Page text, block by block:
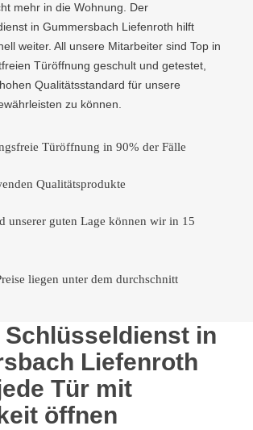
mehr in die Wohnung. Der
in Gummersbach Liefenroth hilft
weiter. All unsere Mitarbeiter sind Top in
Türöffnung geschult und getestet,
Qualitätsstandard für unsere
zu können.
Türöffnung in 90% der Fälle
Qualitätsprodukte
unserer guten Lage können wir in 15
liegen unter dem durchschnitt
in
Liefenroth
Tür mit
öffnen